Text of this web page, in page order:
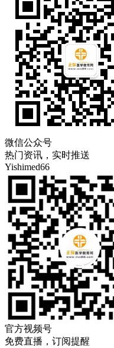
微信公众号
热门资讯，实时推送
Yishimed66
官方视频号
免费直播，订阅提醒